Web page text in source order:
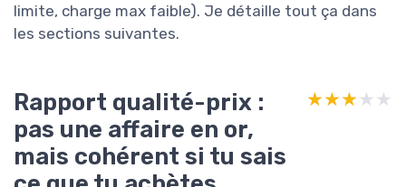
limite, charge max faible). Je détaille tout ça dans
les sections suivantes.
Rapport qualité-prix :
pas une affaire en or,
mais cohérent si tu sais
★★★★★
★★★★★